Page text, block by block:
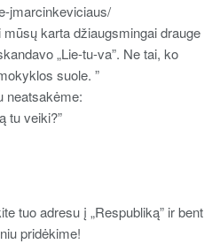
jmarcinkeviciaus/
karta džiaugsmingai drauge
„Lie-tu-va”. Ne tai, ko
suole. ”
neatsakėme:
tu veiki?”
tuo adresu į „Respubliką” ir bent
pridėkime!